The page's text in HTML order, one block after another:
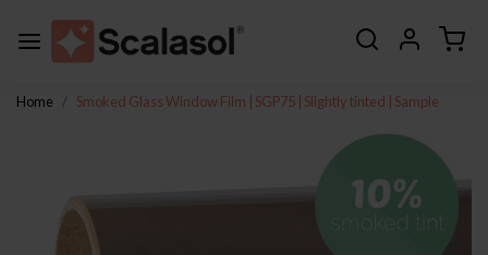
Home Smoked Glass Window Film | SGP75 | Slightly tinted | Sample